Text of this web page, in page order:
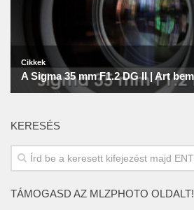
KERESÉS
TÁMOGASD AZ MLZPHOTO OLDALT!